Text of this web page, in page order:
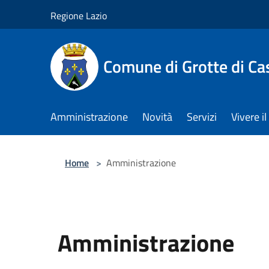
Regione Lazio
Comune di Grotte di
Amministrazione Novità Servizi Vivere
Home > Amministrazione
Amministrazione